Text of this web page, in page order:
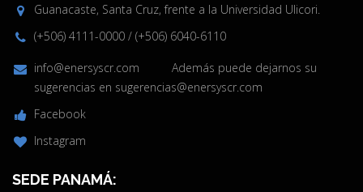
Guanacaste, Santa Cruz, frente a la Universidad Ulicori.
(+506) 4111-0000 / (+506) 6040-6110
info@enersyscr.com
Además puede dejarnos su
sugerencias en sugerencias@enersyscr.com
Facebook
Instagram
SEDE PANAMÁ: